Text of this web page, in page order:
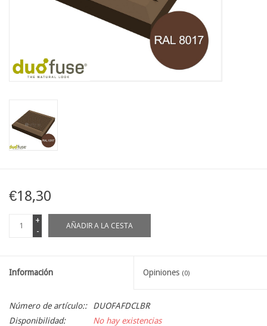
€18,30
+
-
AÑADIR A LA CESTA
Información Opiniones (0)
Número de artículo::
DUOFAFDCLBR
Disponibilidad:
No hay existencias